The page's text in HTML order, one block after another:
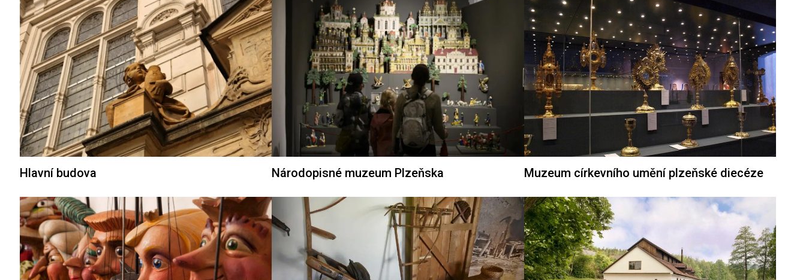
Hlavní budova Národopisné muzeum Plzeňska Muzeum církevního umění plzeňské diecéze